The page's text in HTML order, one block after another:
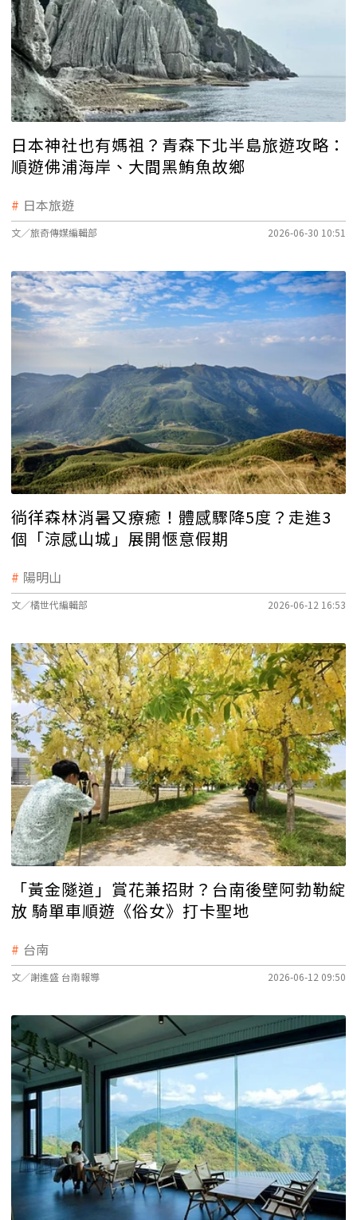
日本神社也有媽祖？青森下北半島旅遊攻略：
順遊佛浦海岸、大間黑鮪魚故鄉
日本旅遊
文／旅奇傳媒編輯部 2026-06-30 10:51
徜徉森林消暑又療癒！體感驟降5度？走進3
個「涼感山城」展開愜意假期
陽明山
文／橘世代編輯部 2026-06-12 16:53
「黃金隧道」賞花兼招財？台南後壁阿勃勒綻
放 騎單車順遊《俗女》打卡聖地
台南
文／謝進盛 台南報導 2026-06-12 09:50